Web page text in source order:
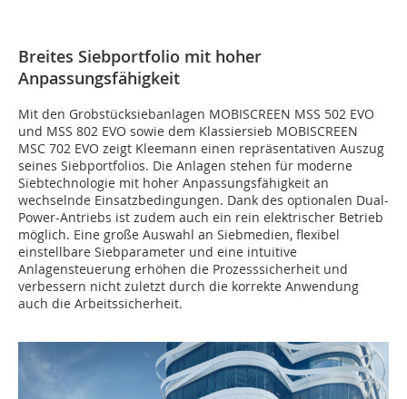
Breites Siebportfolio mit hoher
Anpassungsfähigkeit
Mit den Grobstücksiebanlagen MOBISCREEN MSS 502 EVO
und MSS 802 EVO sowie dem Klassiersieb MOBISCREEN
MSC 702 EVO zeigt Kleemann einen repräsentativen Auszug
seines Siebportfolios. Die Anlagen stehen für moderne
Siebtechnologie mit hoher Anpassungsfähigkeit an
wechselnde Einsatzbedingungen. Dank des optionalen Dual-
Power-Antriebs ist zudem auch ein rein elektrischer Betrieb
möglich. Eine große Auswahl an Siebmedien, flexibel
einstellbare Siebparameter und eine intuitive
Anlagensteuerung erhöhen die Prozesssicherheit und
verbessern nicht zuletzt durch die korrekte Anwendung
auch die Arbeitssicherheit.